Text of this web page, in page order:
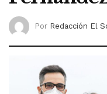
Por Redacción El